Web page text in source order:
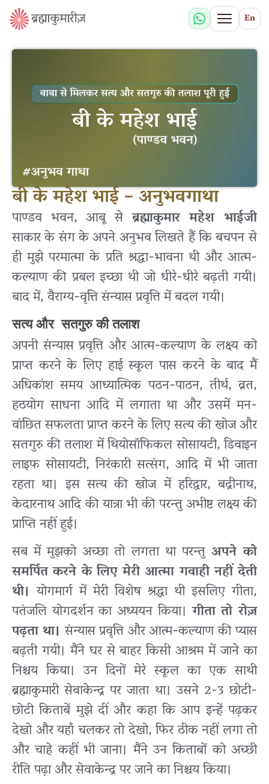
En
बी के महेश भाई – अनुभवगाथा
पाण्डव भवन, आबू सेब्रह्माकुमार महेश भाईजी
साकार के संग के अपने अनुभव लिखते हैं कि बचपन से
ही मुझे परमात्मा के प्रति श्रद्धा-भावना थी और आत्म-
कल्याण की प्रबल इच्छा थी जो धीरे-धीरे बढ़ती गयी।
बाद में, वैराग्य-वृत्ति संन्यास प्रवृत्ति में बदल गयी।
सत्य और सतगुरु की तलाश
अपनी संन्यास प्रवृत्ति और आत्म-कल्याण के लक्ष्य को
प्राप्त करने के लिए हाई स्कूल पास करने के बाद मैं
अधिकांश समय आध्यात्मिक पठन-पाठन, तीर्थ, व्रत,
हठयोग साधना आदि में लगाता था और उसमें मन-
वांछित सफलता प्राप्त करने के लिए सत्य की खोज और
सतगुरु की तलाश में थियोसॉफिकल सोसायटी, डिवाइन
लाइफ सोसायटी, निरंकारी सत्संग, आदि में भी जाता
रहता था। इस सत्य की खोज में हरिद्वार, बद्रीनाथ,
केदारनाथ आदि की यात्रा भी की परन्तु अभीष्ट लक्ष्य की
प्राप्ति नहीं हुई।
सब में मुझको अच्छा तो लगता था परन्तु अपने को
समर्पित करने के लिए मेरी आत्मा गवाही नहीं देती
थी। योगमार्ग में मेरी विशेष श्रद्धा थी इसलिए गीता,
पतंजलि योगदर्शन का अध्ययन किया।गीता तो रोज़
पढ़ता था। संन्यास प्रवृत्ति और आत्म-कल्याण की प्यास
बढ़ती गयी। मैंने घर से बाहर किसी आश्रम में जाने का
निश्चय किया। उन दिनों मेरे स्कूल का एक साथी
ब्रह्माकुमारी सेवाकेन्द्र पर जाता था। उसने 2-3 छोटी-
छोटी किताबें मुझे दीं और कहा कि आप इन्हें पढ़कर
देखो और यहाँ चलकर तो देखो, फिर ठीक नहीं लगा तो
और चाहे कहीं भी जाना। मैंने उन किताबों को अच्छी
रीति पढ़ा और सेवाकेन्द्र पर जाने का निश्चय किया।